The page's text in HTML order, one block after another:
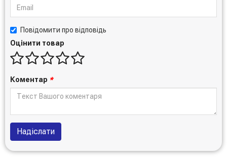
Повідомити про відповідь
Оцінити товар
Коментар *
Надіслати